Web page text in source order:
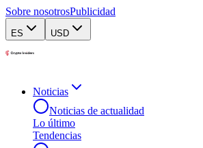
Sobre nosotrosPublicidad
ES USD
Noticias
Noticias de actualidad
Lo último
Tendencias